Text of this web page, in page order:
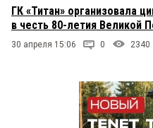
ГК «Титан» организовала
в честь 80-летия Великой
30 апреля 15:06 0 2340